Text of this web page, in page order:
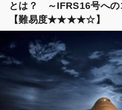
とは？ ～IFRS16号への
【難易度★★★★☆】